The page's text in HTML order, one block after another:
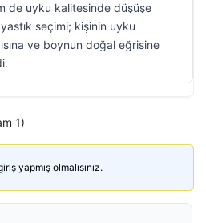
de uyku kalitesinde düşüşe
seçimi; kişinin uyku
ve boynun doğal eğrisine
1)
yapmış olmalısınız.